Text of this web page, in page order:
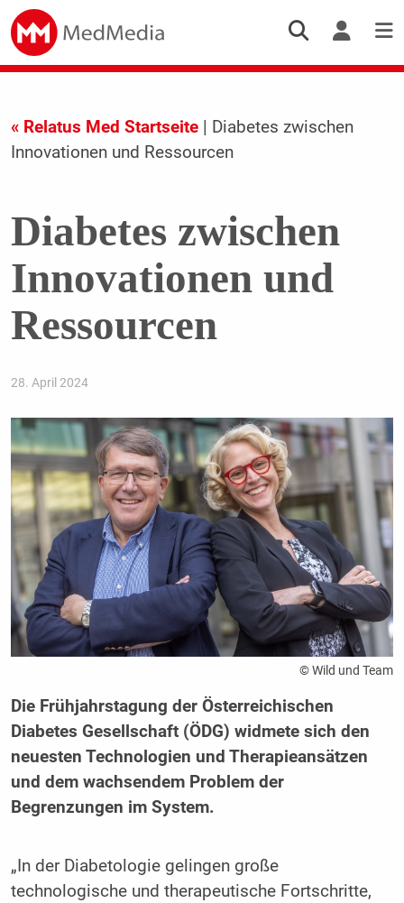
« Relatus Med Startseite| Diabetes zwischen
Innovationen und Ressourcen
Diabetes zwischen
Innovationen und
Ressourcen
28. April 2024
© Wild und Team
Die Frühjahrstagung der Österreichischen
Diabetes Gesellschaft (ÖDG) widmete sich den
neuesten Technologien und Therapieansätzen
und dem wachsendem Problem der
Begrenzungen im System.
„In der Diabetologie gelingen große
technologische und therapeutische Fortschritte,